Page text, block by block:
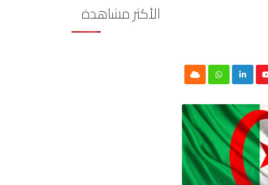
Youtube
LinkedIn
Whatsapp
Cloud
الأكثر مشاهدة